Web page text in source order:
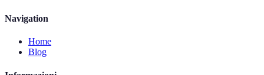
Navigation
Home
Blog